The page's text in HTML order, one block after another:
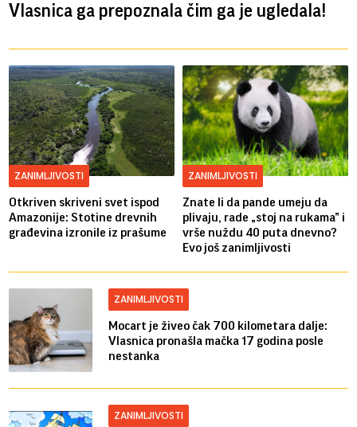
Vlasnica ga prepoznala čim ga je ugledala!
ZANIMLJIVOSTI
Otkriven skriveni svet ispod
Amazonije: Stotine drevnih
građevina izronile iz prašume
ZANIMLJIVOSTI
Znate li da pande umeju da
plivaju, rade „stoj na rukama” i
vrše nuždu 40 puta dnevno?
Evo još zanimljivosti
ZANIMLJIVOSTI
Mocart je živeo čak 700 kilometara dalje:
Vlasnica pronašla mačka 17 godina posle
nestanka
ZANIMLJIVOSTI